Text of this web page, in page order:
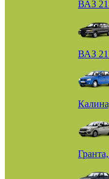
ВАЗ
ВАЗ